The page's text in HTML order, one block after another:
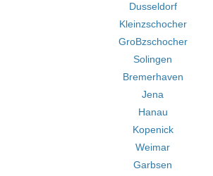
Dusseldorf
Kleinzschocher
GroBzschocher
Solingen
Bremerhaven
Jena
Hanau
Kopenick
Weimar
Garbsen